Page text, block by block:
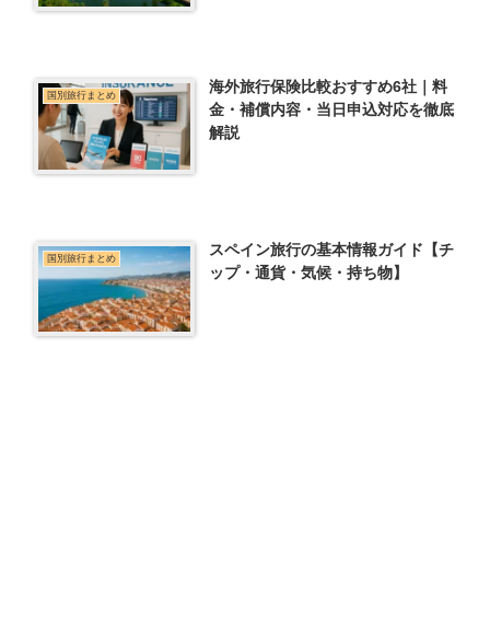
国別旅行まとめ
海外旅行保険比較おすすめ6社｜料
金・補償内容・当日申込対応を徹底
解説
国別旅行まとめ
スペイン旅行の基本情報ガイド【チ
ップ・通貨・気候・持ち物】